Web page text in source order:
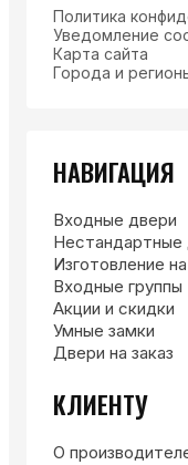
Политика
Уведомление
Карта сайта
Города и
НАВИГАЦИЯ
Входные двери
Нестандартные
Изготовление на
Входные группы
Акции и скидки
Умные замки
Двери на заказ
КЛИЕНТУ
О